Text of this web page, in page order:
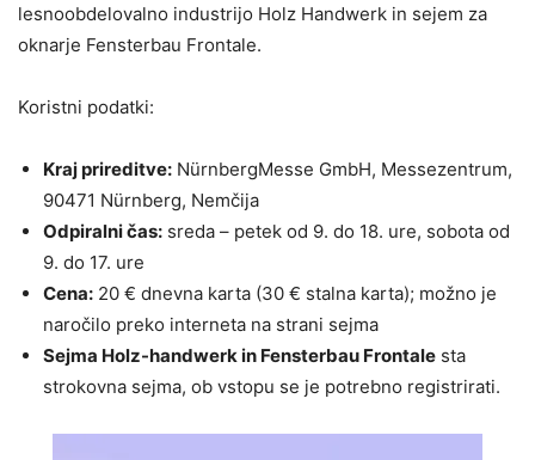
lesnoobdelovalno industrijo Holz Handwerk in sejem za
oknarje Fensterbau Frontale.
Koristni podatki:
Kraj prireditve: NürnbergMesse GmbH, Messezentrum,
90471 Nürnberg, Nemčija
Odpiralni čas: sreda – petek od 9. do 18. ure, sobota od
9. do 17. ure
Cena: 20 € dnevna karta (30 € stalna karta); možno je
naročilo preko interneta na strani sejma
Sejma Holz-handwerk in Fensterbau Frontale sta
strokovna sejma, ob vstopu se je potrebno registrirati.